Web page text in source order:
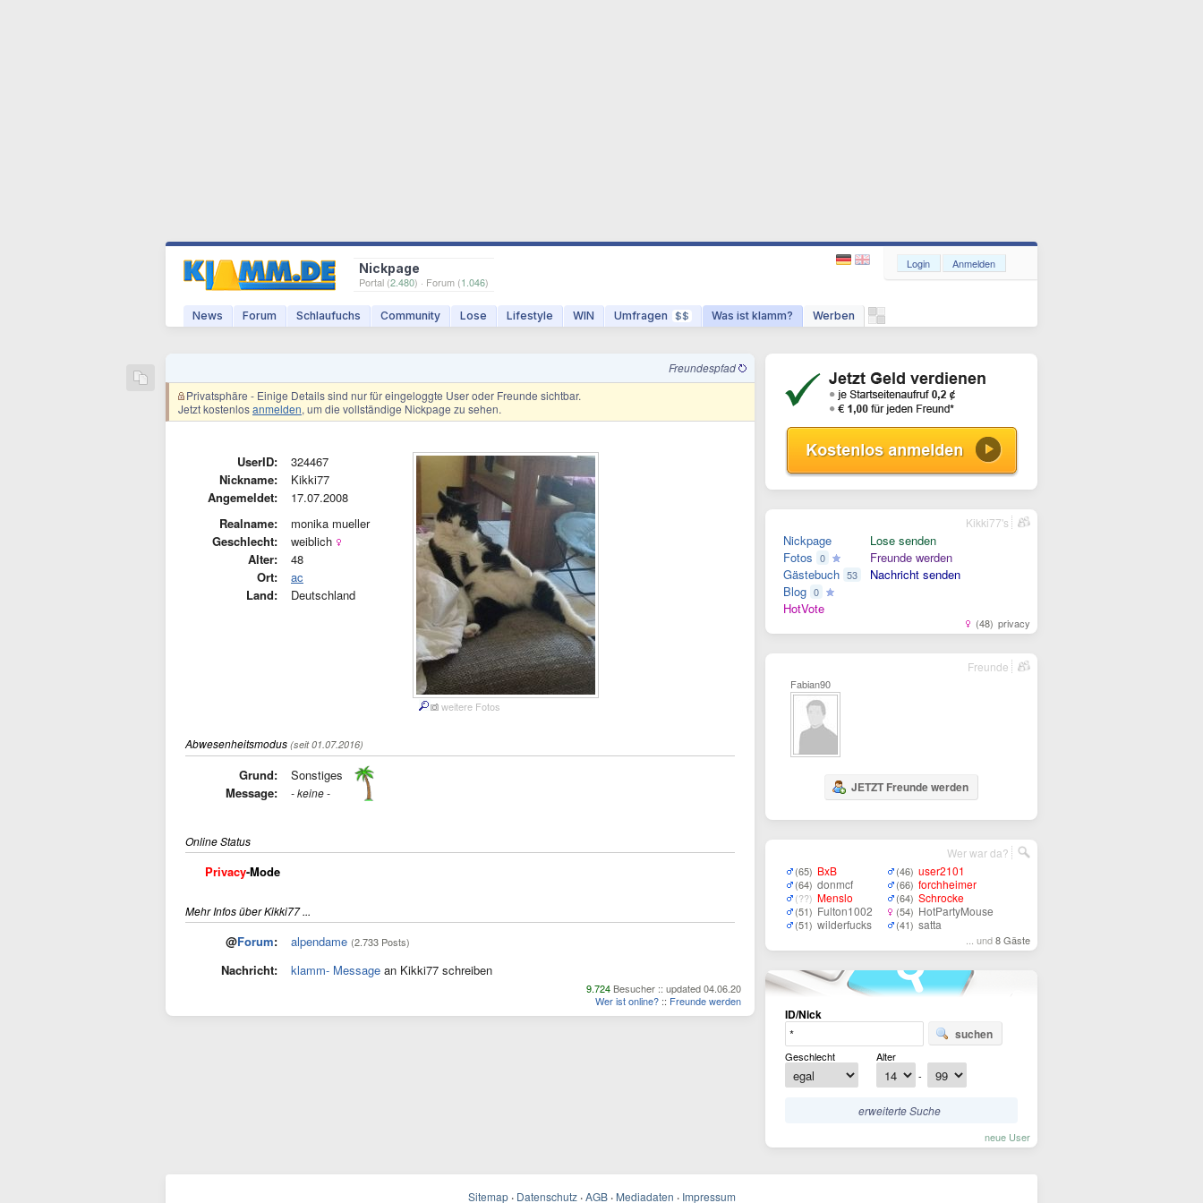
Nickpage
Portal (2.480) · Forum (1.046)
News Forum Schlaufuchs Community Lose Lifestyle WIN Umfragen $$ Was ist klamm? Werben
Login Anmelden
Freundespfad
Privatsphäre - Einige Details sind nur für eingeloggte User oder Freunde sichtbar.
Jetzt kostenlosanmelden, um die vollständige Nickpage zu sehen.
UserID:
324467
Nickname:
Kikki77
Angemeldet:
17.07.2008
Realname:
monika mueller
Geschlecht:
weiblich
Alter:
48
Ort:
ac
Land:
Deutschland
weitere Fotos
Abwesenheitsmodus (seit 01.07.2016)
Grund:
Sonstiges
Message:
- keine -
Online Status
Privacy-Mode
Mehr Infos über Kikki77 ...
@Forum: alpendame (2.733 Posts)
Nachricht: klamm- Message an Kikki77 schreiben
9.724 Besucher :: updated 04.06.20
Wer ist online? :: Freunde werden
Nickpage
Fotos 0
Gästebuch 53
Blog 0
HotVote
Lose senden
Freunde werden
Nachricht senden
(48) privacy
Kikki77's
Fabian90
JETZT Freunde werden
Freunde
(65) BxB
(64) donmcf
(??) Menslo
(51) Fulton1002
(51) wilderfucks
(46) user2101
(66) forchheimer
(64) Schrocke
(54) HotPartyMouse
(41) satta
... und8 Gäste
Wer war da?
ID/Nick
suchen
Geschlecht
Alter
-
erweiterte Suche
neue User
Sitemap · Datenschutz · AGB · Mediadaten · Impressum